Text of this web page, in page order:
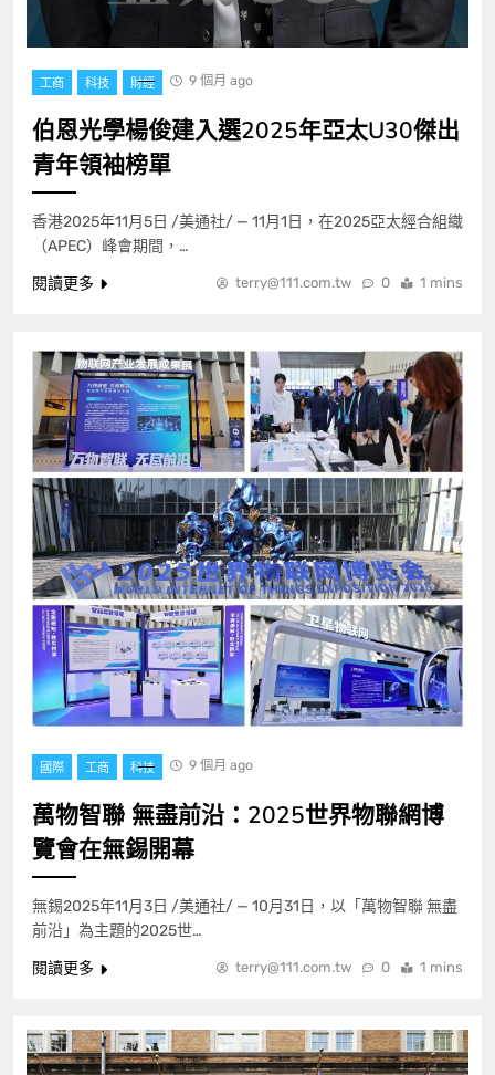
工商 科技 財經 9 個月 ago
伯恩光學楊俊建入選2025年亞太U30傑出
青年領袖榜單
香港2025年11月5日 /美通社/ — 11月1日，在2025亞太經合組織
（APEC）峰會期間，…
閱讀更多
terry@111.com.tw 0 1 mins
國際 工商 科技 9 個月 ago
萬物智聯 無盡前沿：2025世界物聯網博
覽會在無錫開幕
無錫2025年11月3日 /美通社/ — 10月31日，以「萬物智聯 無盡
前沿」為主題的2025世…
閱讀更多
terry@111.com.tw 0 1 mins